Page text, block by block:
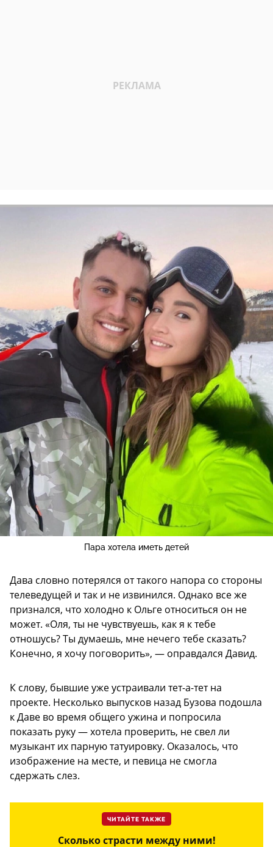
Пара хотела иметь детей
Дава словно потерялся от такого напора со стороны
телеведущей и так и не извинился. Однако все же
признался, что холодно к Ольге относиться он не
может. «Оля, ты не чувствуешь, как я к тебе
отношусь? Ты думаешь, мне нечего тебе сказать?
Конечно, я хочу поговорить», — оправдался Давид.
К слову, бывшие уже устраивали тет-а-тет на
проекте. Несколько выпусков назад Бузова подошла
к Даве во время общего ужина и попросила
показать руку — хотела проверить, не свел ли
музыкант их парную татуировку. Оказалось, что
изображение на месте, и певица не смогла
сдержать слез.
ЧИТАЙТЕ ТАКЖЕ
Сколько страсти между ними!